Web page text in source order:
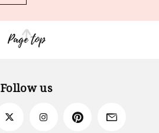
Page top
Follow us